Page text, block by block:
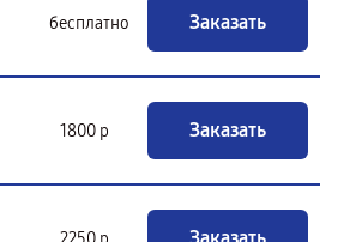
бесплатно Заказать
1800 р Заказать